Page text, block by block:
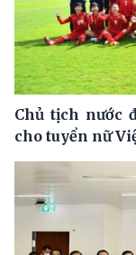
Chủ tịch nước
cho tuyển nữ